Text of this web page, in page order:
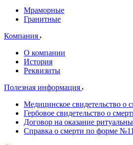
Мраморные
Гранитные
Компания
О компании
История
Реквизиты
Полезная информация
Медицинское свидетельство о
Гербовое свидетельство о
Договор на оказание
Справка о смерти по форме №11